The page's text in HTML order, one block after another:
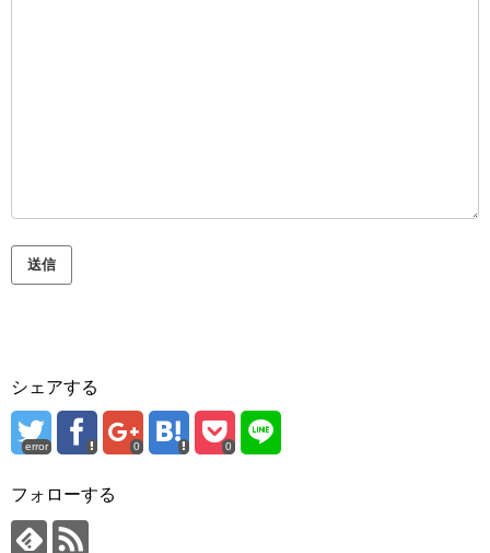
送信
シェアする
error 0 0
フォローする